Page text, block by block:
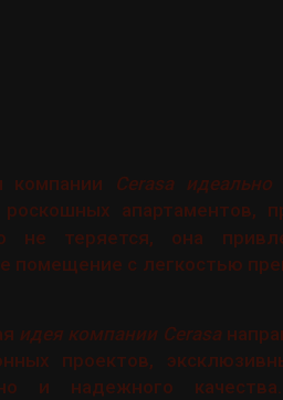
компании Cerasa
роскошных апартаментов,
не теряется, она
помещение с легкостью
идея компании Cerasa
проектов,
и надежного